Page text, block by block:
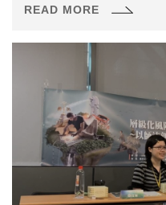
場「從『循環經濟』思考
READ MORE